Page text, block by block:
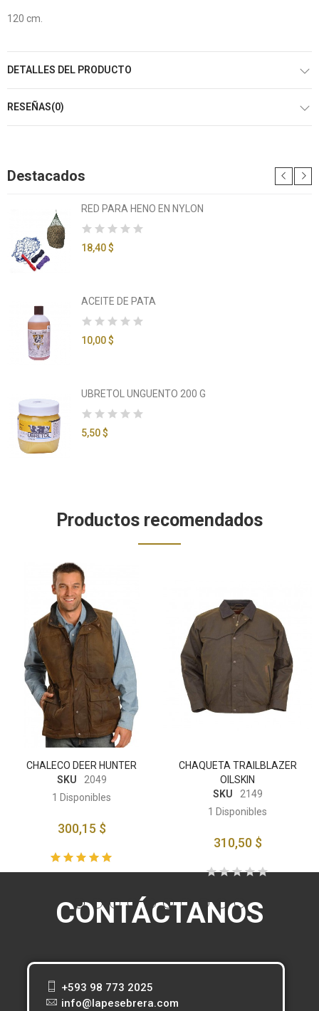
120 cm.
DETALLES DEL PRODUCTO
RESEÑAS(0)
Destacados
RED PARA HENO EN NYLON
18,40 $
ACEITE DE PATA
10,00 $
UBRETOL UNGUENTO 200 G
5,50 $
Productos recomendados
CHALECO DEER HUNTER
SKU
2049
1 Disponibles
300,15 $
CHAQUETA TRAILBLAZER
OILSKIN
SKU
2149
1 Disponibles
310,50 $
CONTÁCTANOS
+593 98 773 2025
info@lapesebrera.com